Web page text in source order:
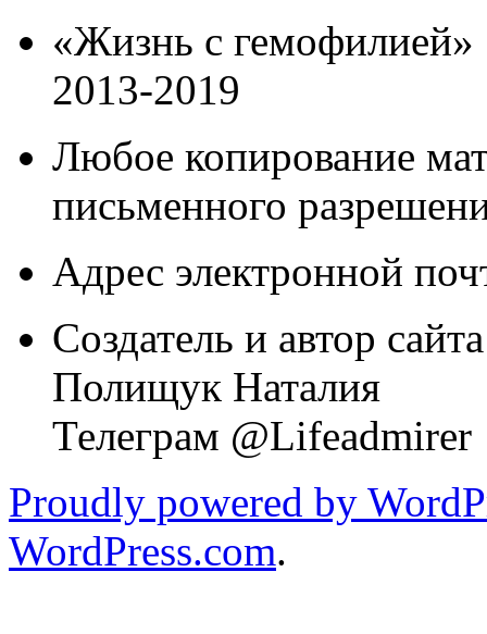
«Жизнь с гемофилией»
2013-2019
Любое копирование
письменного
Адрес электронной
Создатель и автор сайта
Полищук Наталия
Телеграм @Lifeadmirer
Proudly powered by
WordPress.com.